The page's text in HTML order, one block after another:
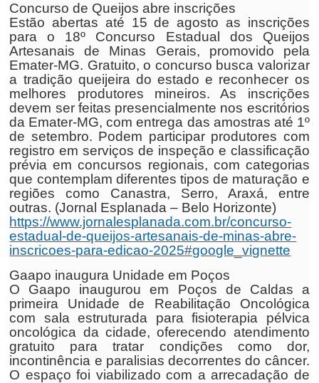
Concurso de Queijos abre inscrições
Estão abertas até 15 de agosto as inscrições
para o 18º Concurso Estadual dos Queijos
Artesanais de Minas Gerais, promovido pela
Emater-MG. Gratuito, o concurso busca valorizar
a tradição queijeira do estado e reconhecer os
melhores produtores mineiros. As inscrições
devem ser feitas presencialmente nos escritórios
da Emater-MG, com entrega das amostras até 1º
de setembro. Podem participar produtores com
registro em serviços de inspeção e classificação
prévia em concursos regionais, com categorias
que contemplam diferentes tipos de maturação e
regiões como Canastra, Serro, Araxá, entre
outras. (Jornal Esplanada – Belo Horizonte)
https://www.jornalesplanada.com.br/concurso-
estadual-de-queijos-artesanais-de-minas-abre-
inscricoes-para-edicao-2025#google_vignette
Gaapo inaugura Unidade em Poços
O Gaapo inaugurou em Poços de Caldas a
primeira Unidade de Reabilitação Oncológica
com sala estruturada para fisioterapia pélvica
oncológica da cidade, oferecendo atendimento
gratuito para tratar condições como dor,
incontinência e paralisias decorrentes do câncer.
O espaço foi viabilizado com a arrecadação de